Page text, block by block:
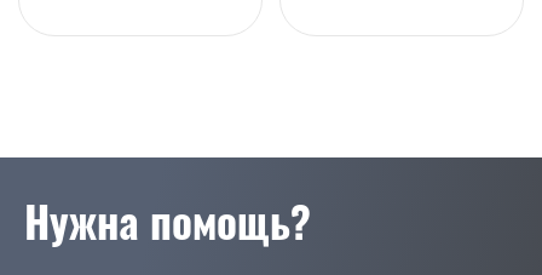
Нужна помощь?